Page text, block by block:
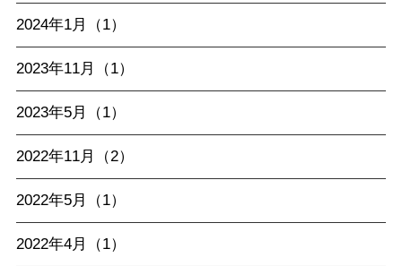
2024年1月（1）
2023年11月（1）
2023年5月（1）
2022年11月（2）
2022年5月（1）
2022年4月（1）